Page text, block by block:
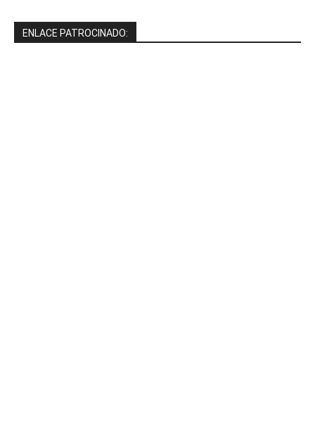
ENLACE PATROCINADO: